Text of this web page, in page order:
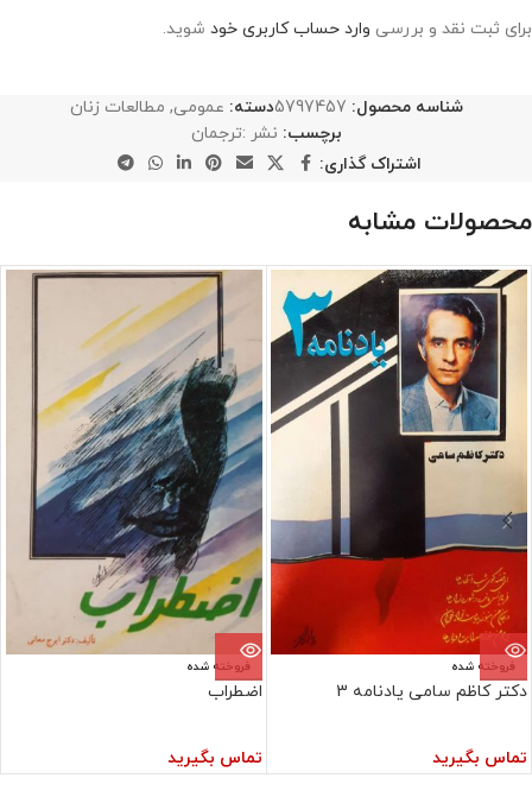
برای ثبت نقد و بررسی وارد حساب کاربری خود شوید.
شناسه محصول: 5797457دسته: عمومی, مطالعات زنان
برچسب: نشر :ترجمان
اشتراک گذاری:
محصولات مشابه
فروخته شده
دکتر کاظم سامی یادنامه 3
تماس بگیرید
فروخته شده
اضطراب
تماس بگیرید